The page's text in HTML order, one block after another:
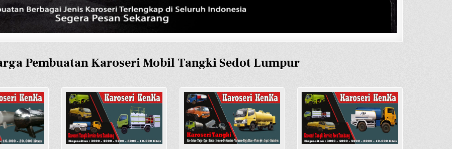
Pembuatan Karoseri Mobil Tangki Sedot Lumpur